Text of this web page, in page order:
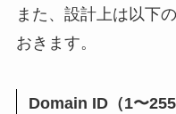
また、設計上は以下
おきます。
Domain ID（1〜255